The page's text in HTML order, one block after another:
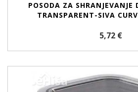
POSODA ZA SHRANJEVANJE
TRANSPARENT-SIVA
5,72 €